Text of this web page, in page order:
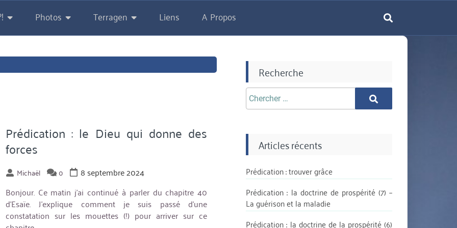
Photos Terragen Liens A Propos
Prédication : le Dieu qui donne des
forces
Michaël 0
8 septembre 2024
Bonjour. Ce matin j’ai continué à parler du chapitre 40
d’Esaïe. J’explique comment je suis passé d’une
constatation sur les mouettes (!) pour arriver sur ce
Recherche
Chercher
aprè:
Chercher
Articles récents
Prédication : trouver grâce
Prédication : la doctrine de prospérité (7) –
La guérison et la maladie
Prédication : la doctrine de la prospérité (6)